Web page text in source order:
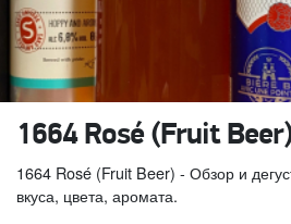
1664 Rosé (Fruit
1664 Rosé (Fruit Beer) - Обзор и
вкуса, цвета, аромата.